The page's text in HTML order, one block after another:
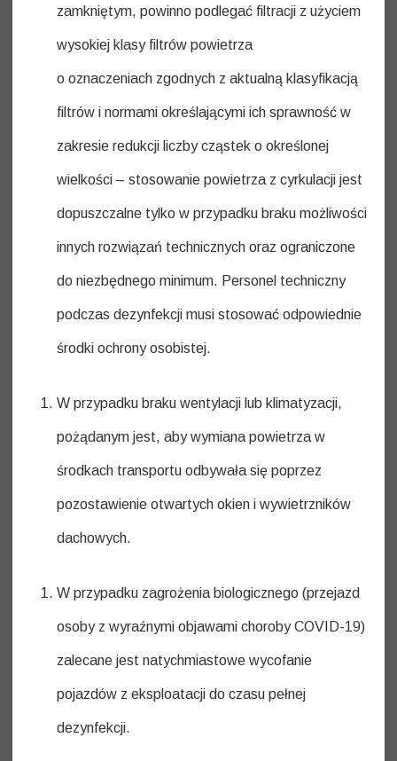
zamkniętym, powinno podlegać filtracji z użyciem
wysokiej klasy filtrów powietrza
o oznaczeniach zgodnych z aktualną klasyfikacją
filtrów i normami określającymi ich sprawność w
zakresie redukcji liczby cząstek o określonej
wielkości – stosowanie powietrza z cyrkulacji jest
dopuszczalne tylko w przypadku braku możliwości
innych rozwiązań technicznych oraz ograniczone
do niezbędnego minimum. Personel techniczny
podczas dezynfekcji musi stosować odpowiednie
środki ochrony osobistej.
W przypadku braku wentylacji lub klimatyzacji,
pożądanym jest, aby wymiana powietrza w
środkach transportu odbywała się poprzez
pozostawienie otwartych okien i wywietrzników
dachowych.
W przypadku zagrożenia biologicznego (przejazd
osoby z wyraźnymi objawami choroby COVID-19)
zalecane jest natychmiastowe wycofanie
pojazdów z eksploatacji do czasu pełnej
dezynfekcji.